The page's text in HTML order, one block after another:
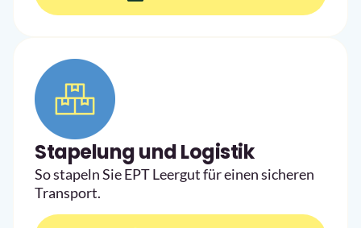
Stapelung und Logistik
So stapeln Sie EPT Leergut für einen sicheren
Transport.